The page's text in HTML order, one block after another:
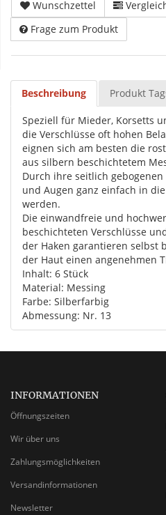
Wunschzettel
Frage zum Produkt
Beschreibung Produkt
Speziell für Mieder, Korsetts
die Verschlüsse oft hohen
eignen sich am besten die
aus silbern beschichtetem
Durch ihre seitlich
und Augen ganz einfach in
werden.
Die einwandfreie und
beschichteten Verschlüsse
der Haken garantieren selbst
der Haut einen angenehmen
Inhalt: 6 Stück
Material: Messing
Farbe: Silberfarbig
Abmessung: Nr. 13
INFORMATIONEN
Öffnungszeiten
Wir über uns
Zahlungsmöglichkeiten
Versandinformationen
Newsletter